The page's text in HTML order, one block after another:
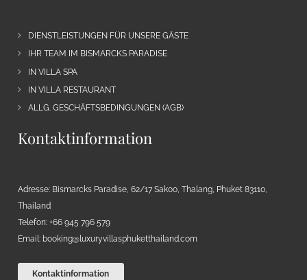
DIENSTLEISTUNGEN FÜR UNSERE GÄSTE
IHR TEAM IM BISMARCKS PARADISE
IN VILLA SPA
IN VILLA RESTAURANT
ALLG. GESCHÄFTSBEDINGUNGEN (AGB)
Kontaktinformation
Adresse: Bismarcks Paradise, 62/17 Sakoo, Thalang, Phuket 83110,
Thailand
Telefon: +66 945 796 579
Email: booking@luxuryvillasphuketthailand.com
Kontaktinformation